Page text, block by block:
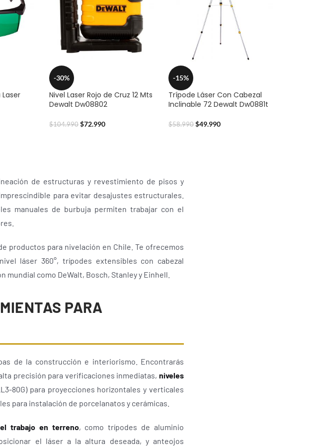
-30%
Nivel Laser Rojo de Cruz 12 Mts
Dewalt Dw08802
$104.990 $72.990
-15%
Trípode Láser Con Cabezal
Inclinable 72 Dewalt Dw0881t
$58.990 $49.990
de estructuras y revestimiento de pisos y
para evitar desajustes estructurales.
manuales de burbuja permiten trabajar con el
productos para nivelación en Chile. Te ofrecemos
láser 360°, trípodes extensibles con cabezal
como DeWalt, Bosch, Stanley y Einhell.
PARA
de la construcción e interiorismo. Encontrarás
alta precisión para verificaciones inmediatas,niveles
80G) para proyecciones horizontales y verticales
para instalación de porcelanatos y cerámicas.
trabajo en terreno, como trípodes de aluminio
el láser a la altura deseada, y anteojos